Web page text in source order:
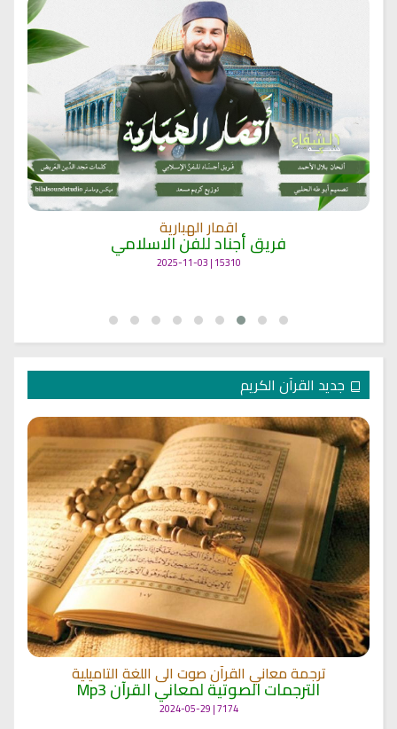
اقمار الهبارية
فريق أجناد للفن الاسلامي
15310 | 2025-11-03
جديد القرآن الكريم
ترجمة معاني القرآن صوت الى اللغة التاميلية
الترجمات الصوتية لمعاني القرآن Mp3
7174 | 2024-05-29